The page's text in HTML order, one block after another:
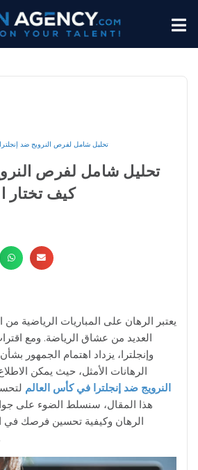
تحليل شامل لفرص النرويج ضد
تحليل شامل لفرص
كيف تختار
يعتبر الرهان على المباريات الرياضية
العديد من عشاق الرياضة. ومع
وإنجلترا، يزداد اهتمام الجمهور
الرهانات الأمثل، حيث يمكن
النرويج ضد إنجلترا في كأس العالم
هذا المقال، سنسلط الضوء على
الرهان وكيفية تحسين فرصك في